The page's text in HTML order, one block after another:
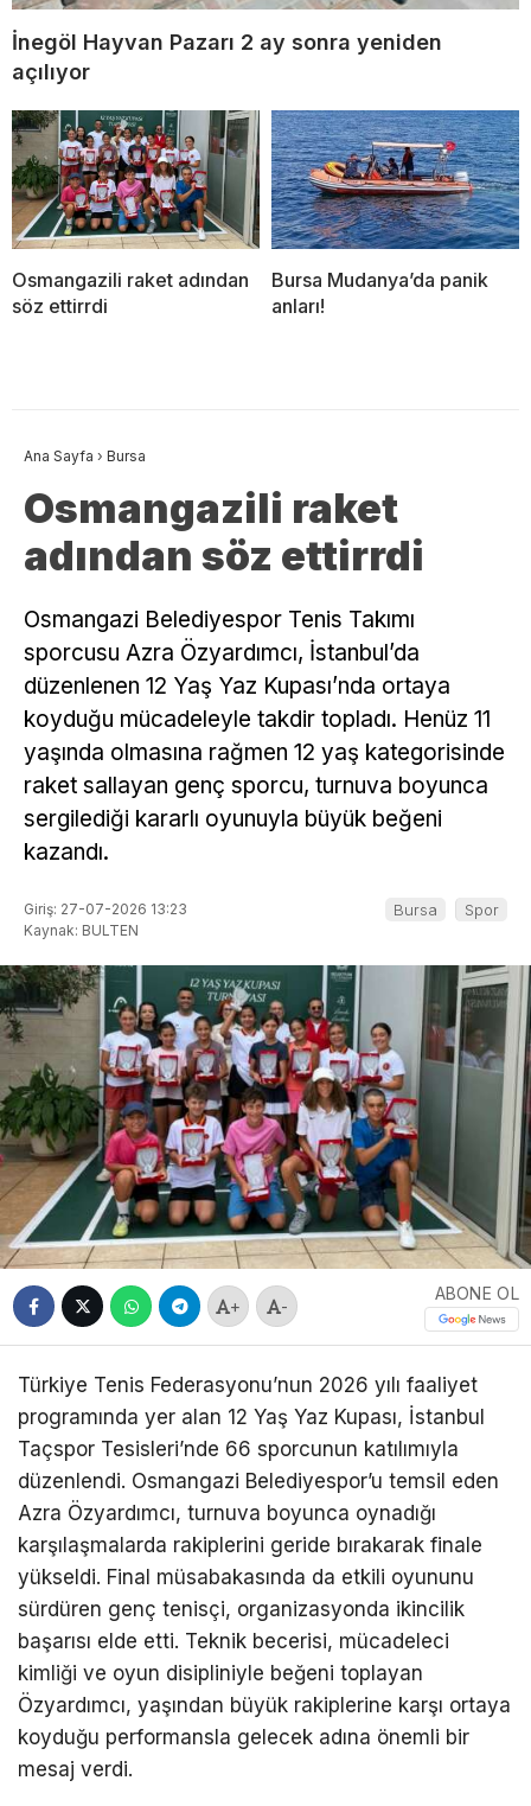
İnegöl Hayvan Pazarı 2 ay sonra yeniden
açılıyor
Osmangazili raket adından
söz ettirrdi
Bursa Mudanya’da panik
anları!
Ana Sayfa › Bursa
Osmangazili raket
adından söz ettirrdi
Osmangazi Belediyespor Tenis Takımı
sporcusu Azra Özyardımcı, İstanbul’da
düzenlenen 12 Yaş Yaz Kupası’nda ortaya
koyduğu mücadeleyle takdir topladı. Henüz 11
yaşında olmasına rağmen 12 yaş kategorisinde
raket sallayan genç sporcu, turnuva boyunca
sergilediği kararlı oyunuyla büyük beğeni
kazandı.
Giriş: 27-07-2026 13:23
Kaynak: BULTEN
Bursa Spor
+ -
ABONE OL
Türkiye Tenis Federasyonu’nun 2026 yılı faaliyet
programında yer alan 12 Yaş Yaz Kupası, İstanbul
Taçspor Tesisleri’nde 66 sporcunun katılımıyla
düzenlendi. Osmangazi Belediyespor’u temsil eden
Azra Özyardımcı, turnuva boyunca oynadığı
karşılaşmalarda rakiplerini geride bırakarak finale
yükseldi. Final müsabakasında da etkili oyununu
sürdüren genç tenisçi, organizasyonda ikincilik
başarısı elde etti. Teknik becerisi, mücadeleci
kimliği ve oyun disipliniyle beğeni toplayan
Özyardımcı, yaşından büyük rakiplerine karşı ortaya
koyduğu performansla gelecek adına önemli bir
mesaj verdi.